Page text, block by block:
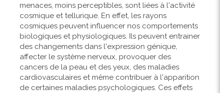
menaces, moins perceptibles, sont liées à l'activité
cosmique et tellurique. En effet, les rayons
cosmiques peuvent influencer nos comportements
biologiques et physiologiques. Ils peuvent entrainer
des changements dans l'expression génique,
affecter le système nerveux, provoquer des
cancers de la peau et des yeux, des maladies
cardiovasculaires et même contribuer à l'apparition
de certaines maladies psychologiques. Ces effets